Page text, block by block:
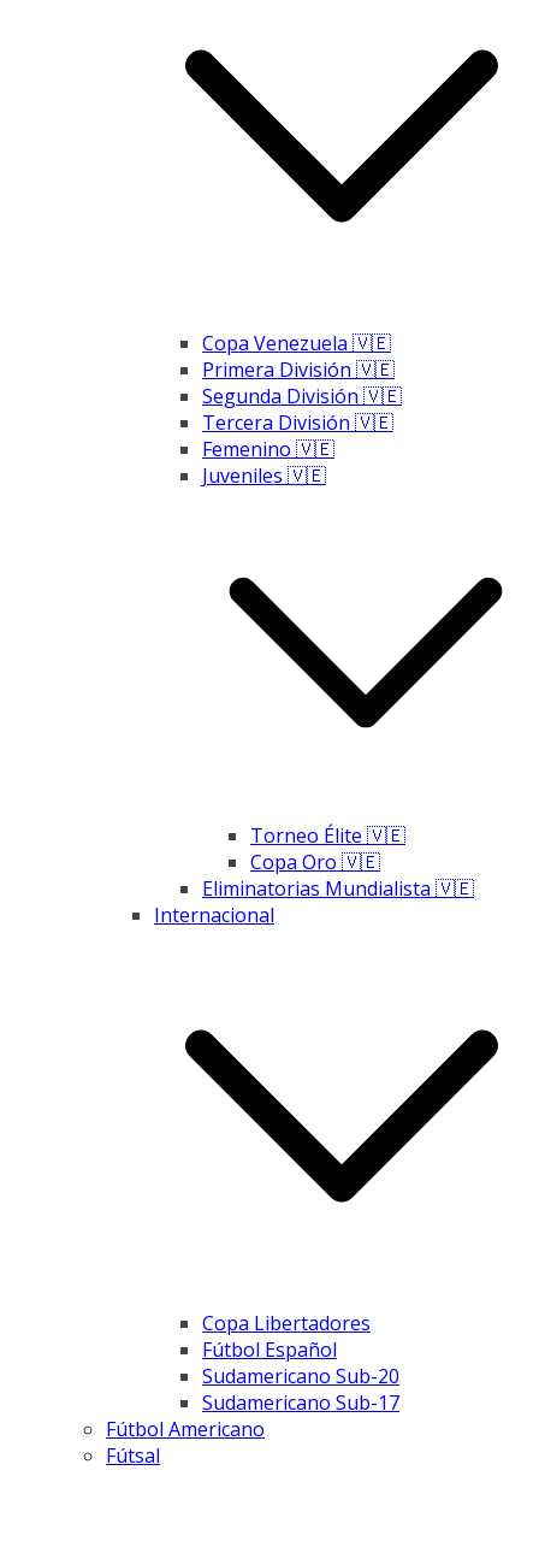
Copa Venezuela 🇻🇪
Primera División 🇻🇪
Segunda División 🇻🇪
Tercera División 🇻🇪
Femenino 🇻🇪
Juveniles 🇻🇪
Torneo Élite 🇻🇪
Copa Oro 🇻🇪
Eliminatorias Mundialista 🇻🇪
Internacional
Copa Libertadores
Fútbol Español
Sudamericano Sub-20
Sudamericano Sub-17
Fútbol Americano
Fútsal